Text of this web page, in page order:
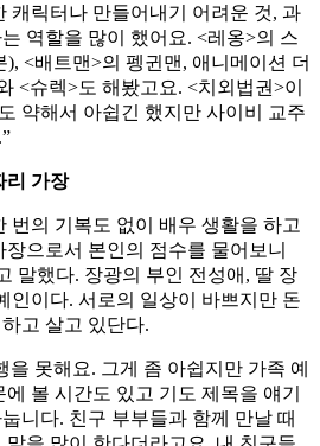
캐릭터나 만들어내기 어려운 것, 과
역할을 많이 했어요. <레옹>의 스
<배트맨>의 펭귄맨, 애니메이션 더
<슈렉>도 해봤고요. <치외법권>이
약해서 아쉽긴 했지만 사이비 교주
리 가장
번의 기복도 없이 배우 생활을 하고
으로서 본인의 점수를 물어보니
말했다. 장광의 부인 전성애, 딸 장
인이다. 서로의 일상이 바쁘지만 돈
고 살고 있단다.
을 못해요. 그게 좀 아쉽지만 가족 예
볼 시간도 있고 기도 제목을 얘기
니다. 친구 부부들과 함께 만날 때